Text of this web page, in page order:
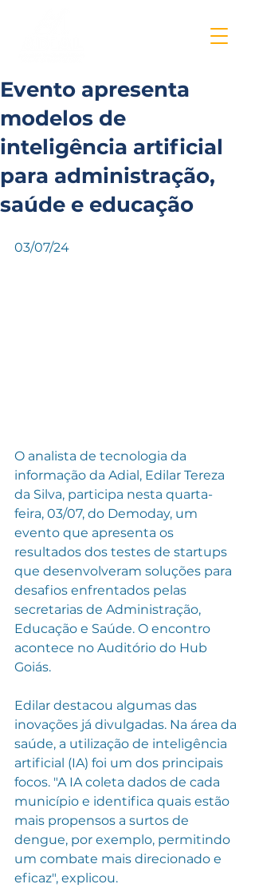
Evento apresenta
modelos de
inteligência artificial
para administração,
saúde e educação
03/07/24
O analista de tecnologia da
informação da Adial, Edilar Tereza
da Silva, participa nesta quarta-
feira, 03/07, do Demoday, um
evento que apresenta os
resultados dos testes de startups
que desenvolveram soluções para
desafios enfrentados pelas
secretarias de Administração,
Educação e Saúde. O encontro
acontece no Auditório do Hub
Goiás.
Edilar destacou algumas das
inovações já divulgadas. Na área da
saúde, a utilização de inteligência
artificial (IA) foi um dos principais
focos. "A IA coleta dados de cada
município e identifica quais estão
mais propensos a surtos de
dengue, por exemplo, permitindo
um combate mais direcionado e
eficaz", explicou.